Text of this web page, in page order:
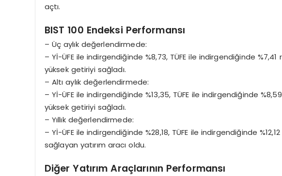
açtı.
BIST 100 Endeksi Performansı
– Üç aylık değerlendirmede:
– Yİ-ÜFE ile indirgendiğinde %8,73, TÜFE ile indirgendiğinde
yüksek getiriyi sağladı.
– Altı aylık değerlendirmede:
– Yİ-ÜFE ile indirgendiğinde %13,35, TÜFE ile indirgendiğinde
yüksek getiriyi sağladı.
– Yıllık değerlendirmede:
– Yİ-ÜFE ile indirgendiğinde %28,18, TÜFE ile indirgendiğinde
sağlayan yatırım aracı oldu.
Diğer Yatırım Araçlarının Performansı